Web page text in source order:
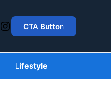
Instagram
CTA Button
Lifestyle